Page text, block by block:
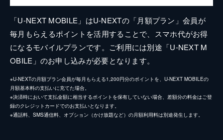
「U-NEXT MOBILE」はU-NEXTの「月額プラン」会員が
毎月もらえるポイントを活用することで、スマホ代がお得
になるモバイルプランです。ご利用には別途「U-NEXT M
OBILE」のお申し込みが必要となります。
※U-NEXTの月額プラン会員が毎月もらえる1,200円分のポイントを、U-NEXT MOBILEの
月額基本料の支払いに充てた場合。
※決済時において支払金額に相当するポイントを保有していない場合、差額分の料金はご登
録のクレジットカードでのお支払いとなります。
※通話料、SMS通信料、オプション（かけ放題など）の月額利用料は別途発生します。